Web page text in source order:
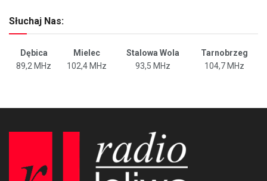
Słuchaj Nas:
Dębica Mielec Stalowa Wola
Tarnobrzeg
89,2 MHz
102,4 MHz 93,5 MHz 104,7 MHz